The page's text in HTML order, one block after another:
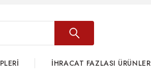
İHRACAT FAZLASI ÜRÜNLER